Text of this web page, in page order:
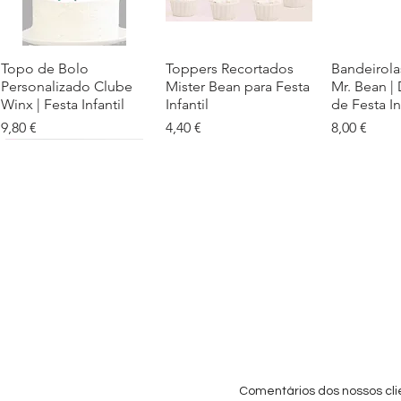
Visualização rápida
Topo de Bolo
Personalizado Clube
Winx | Festa Infantil
Preço
9,80 €
Visualização rápida
Toppers Recortados
Mister Bean para Festa
Infantil
Preço
4,40 €
Mr. Bean |
de Festa
Preço
8,00 €
Preço
4,40 €
Comentários dos nossos